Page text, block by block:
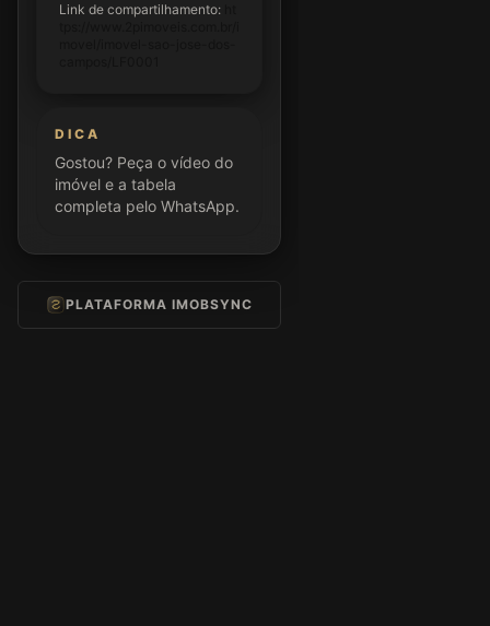
Link de compartilhamento:
DICA
Gostou? Peça o vídeo do
imóvel e a tabela
completa pelo WhatsApp.
PLATAFORMA IMOBSYNC